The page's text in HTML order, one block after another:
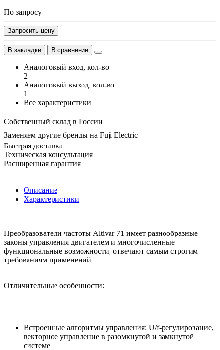
По запросу
Запросить цену
В закладки В сравнение
Аналоговый вход, кол-во
2
Аналоговый выход, кол-во
1
Все характеристики
Собственный склад в России
Заменяем другие бренды на Fuji Electric
Быстрая доставка
Техническая консультация
Расширенная гарантия
Описание
Характеристики
Преобразователи частоты Altivar 71 имеет разнообразные
законы управления двигателем и многочисленные
функциональные возможности, отвечают самым строгим
требованиям применений.
Отличительные особенности:
Встроенные алгоритмы управления: U/f-регулирование,
векторное управление в разомкнутой и замкнутой
системе